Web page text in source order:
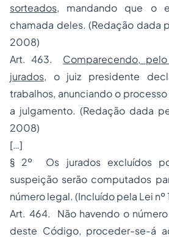
sorteados, mandando que o
chamada deles. (Redação dada
2008)
Art. 463. Comparecendo,
jurados, o juiz presidente
trabalhos, anunciando o
a julgamento. (Redação dada
2008)
[…]
§ 2º Os jurados excluídos
suspeição serão computados
número legal. (Incluído pela Lei nº
Art. 464. Não havendo o
deste Código, proceder-se-á